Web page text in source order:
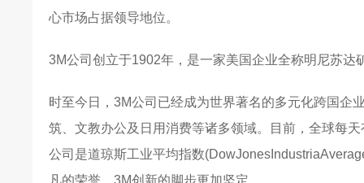
心市场占据领导地位。
3M公司创立于1902年，是一家美国企业全称明尼苏
时至今日，3M公司已经成为世界著名的多元化跨国企
筑、文教办公及日用消费等诸多领域。目前，全球每
公司是道琼斯工业平均指数